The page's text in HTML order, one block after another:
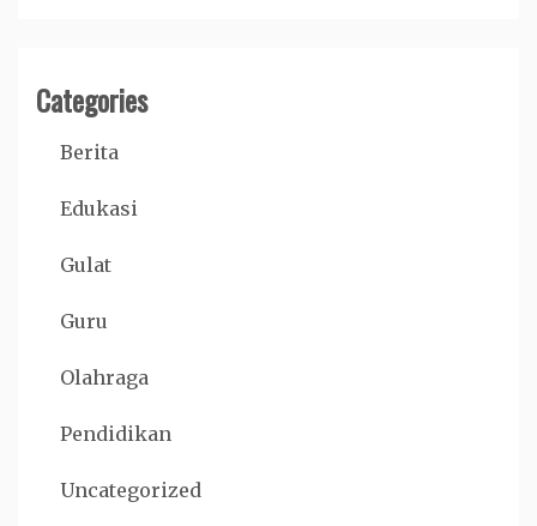
Categories
Berita
Edukasi
Gulat
Guru
Olahraga
Pendidikan
Uncategorized